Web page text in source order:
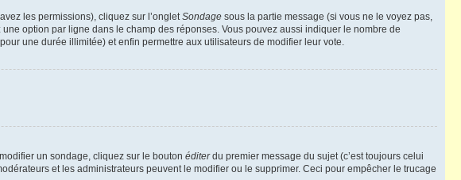
les permissions), cliquez sur l’ongletSondage sous la partie message (si vous ne le voyez pas,
option par ligne dans le champ des réponses. Vous pouvez aussi indiquer le nombre de
une durée illimitée) et enfin permettre aux utilisateurs de modifier leur vote.
un sondage, cliquez sur le bouton éditerdu premier message du sujet (c’est toujours celui
et les administrateurs peuvent le modifier ou le supprimer. Ceci pour empêcher le trucage